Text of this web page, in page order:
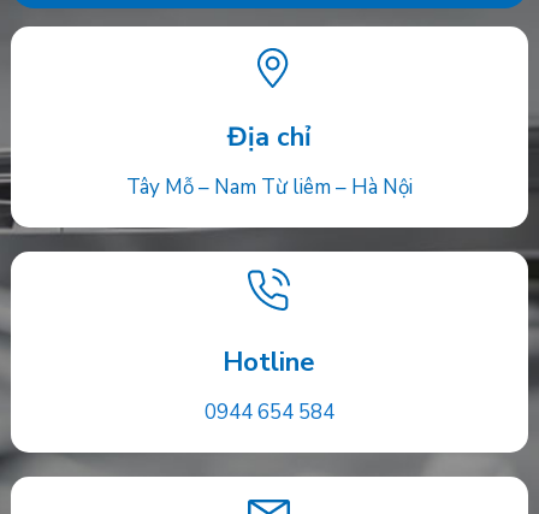
Địa chỉ
Tây Mỗ – Nam Từ liêm – Hà Nội
Hotline
0944 654 584